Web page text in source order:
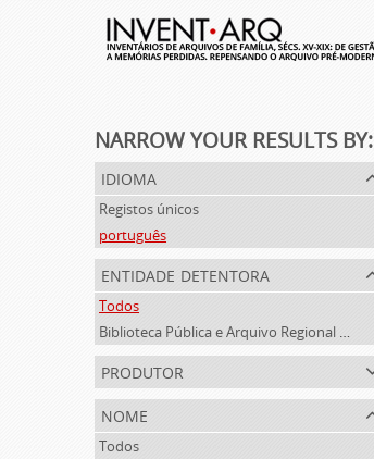
NARROW YOUR RESULTS BY:
idioma
Registos únicos
português
entidade detentora
Todos
Biblioteca Pública e Arquivo Regional de Ponta Delgada
produtor
nome
Todos